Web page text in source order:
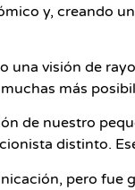
y, creando
una visión de
más
de nuestro
distinto.
pero fue